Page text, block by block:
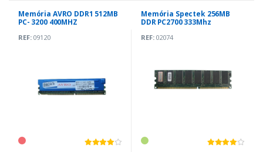
Memória AVRO DDR1 512MB
PC- 3200 400MHZ
REF:09120
Memória Spectek 256MB
DDR PC2700 333Mhz
REF:02074